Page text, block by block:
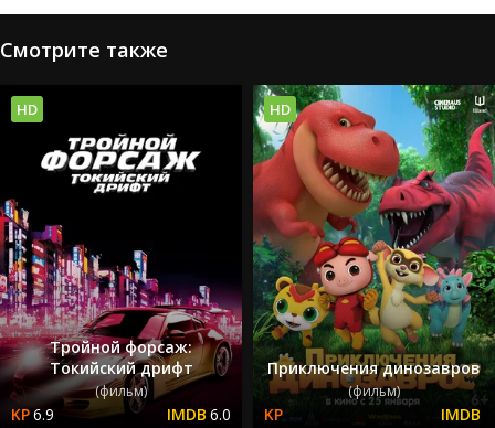
Смотрите также
Тройной форсаж:
Токийский дрифт
(фильм)
6.9 6.0
HD
Приключения динозавров
(фильм)
HD